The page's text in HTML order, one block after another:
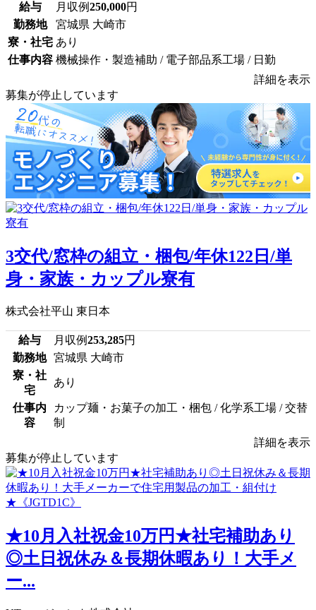
給与 月収例250,000円
勤務地
宮城県 大崎市
寮・社宅 あり
仕事内容 機械操作・製造補助 / 電子部品系工場 / 日勤
詳細を表示
募集が停止しています
3交代/窓枠の組立・梱包/年休122日/単
身・家族・カップル寮有
株式会社平山 東日本
給与 月収例253,285円
勤務地
宮城県 大崎市
寮・社
宅
あり
仕事内
容
カップ麺・お菓子の加工・梱包 / 化学系工場 / 交替
制
詳細を表示
募集が停止しています
★10月入社祝金10万円★社宅補助あり
◎土日祝休み＆長期休暇あり！大手メ
ー...